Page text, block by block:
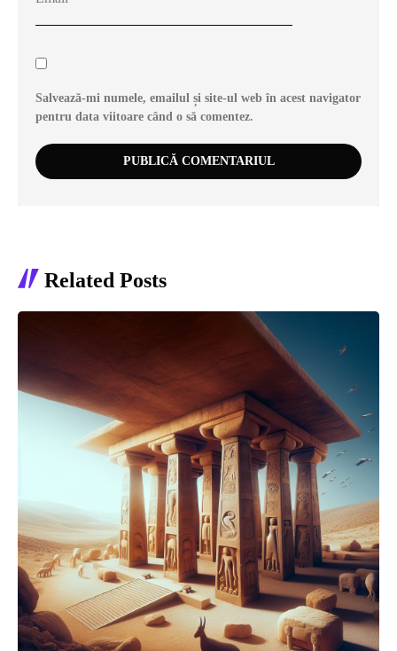
Salvează-mi numele, emailul și site-ul web în acest navigator
pentru data viitoare când o să comentez.
Related Posts